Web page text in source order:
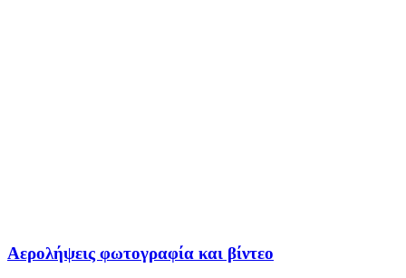
Αερολήψεις φωτογραφία και βίντεο